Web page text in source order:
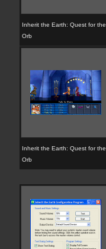
Inherit the Earth: Quest for the
Orb
Inherit the Earth: Quest for the
Orb